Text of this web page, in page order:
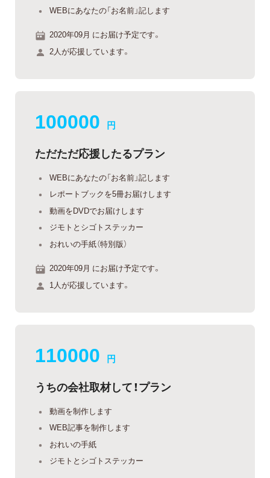
WEBにあなたの「お名前」記します
2020年09月 にお届け予定です。
2人が応援しています。
100000 円
ただただ応援したるプラン
WEBにあなたの「お名前」記します
レポートブックを5冊お届けします
動画をDVDでお届けします
ジモトとシゴトステッカー
おれいの手紙（特別版）
2020年09月 にお届け予定です。
1人が応援しています。
110000 円
うちの会社取材して！プラン
動画を制作します
WEB記事を制作します
おれいの手紙
ジモトとシゴトステッカー